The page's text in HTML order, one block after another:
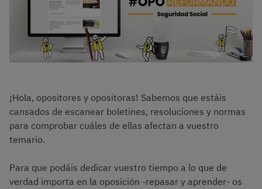
¡Hola, opositores y opositoras! Sabemos que estáis
cansados de escanear boletines, resoluciones y normas
para comprobar cuáles de ellas afectan a vuestro
temario.
Para que podáis dedicar vuestro tiempo a lo que de
verdad importa en la oposición -repasar y aprender- os